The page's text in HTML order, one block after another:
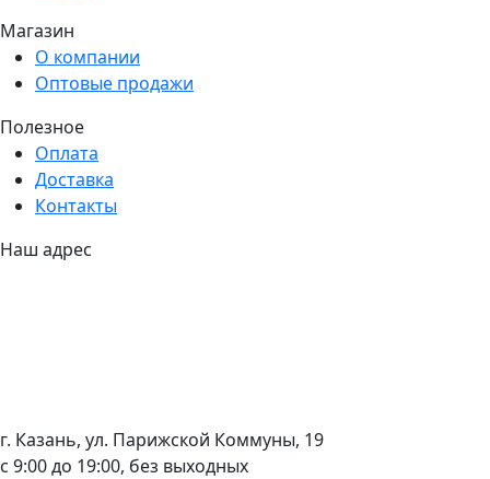
Магазин
О компании
Оптовые продажи
Полезное
Оплата
Доставка
Контакты
Наш адрес
г. Казань, ул. Парижской Коммуны, 19
с 9:00 до 19:00, без выходных